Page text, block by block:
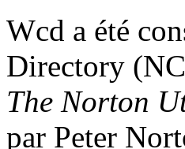
Wcd a été
Directory
The Norton
par Peter